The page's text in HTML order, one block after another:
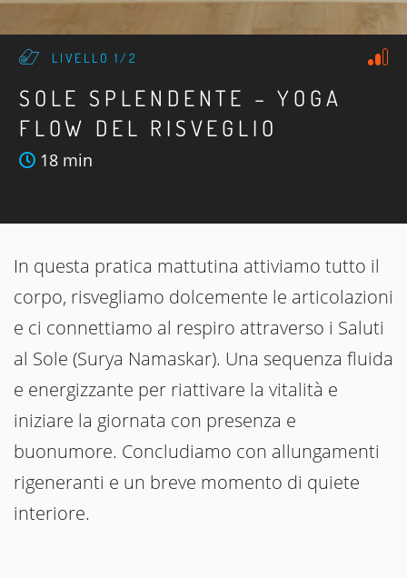
LIVELLO 1/2
SOLE SPLENDENTE – YOGA
FLOW DEL RISVEGLIO
18 min
In questa pratica mattutina attiviamo tutto il
corpo, risvegliamo dolcemente le articolazioni
e ci connettiamo al respiro attraverso i Saluti
al Sole (Surya Namaskar). Una sequenza fluida
e energizzante per riattivare la vitalità e
iniziare la giornata con presenza e
buonumore. Concludiamo con allungamenti
rigeneranti e un breve momento di quiete
interiore.